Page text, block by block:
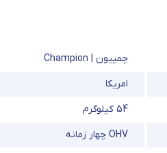
چمپیون | Champion
امریکا
54 کیلوگرم
OHV چهار زمانه